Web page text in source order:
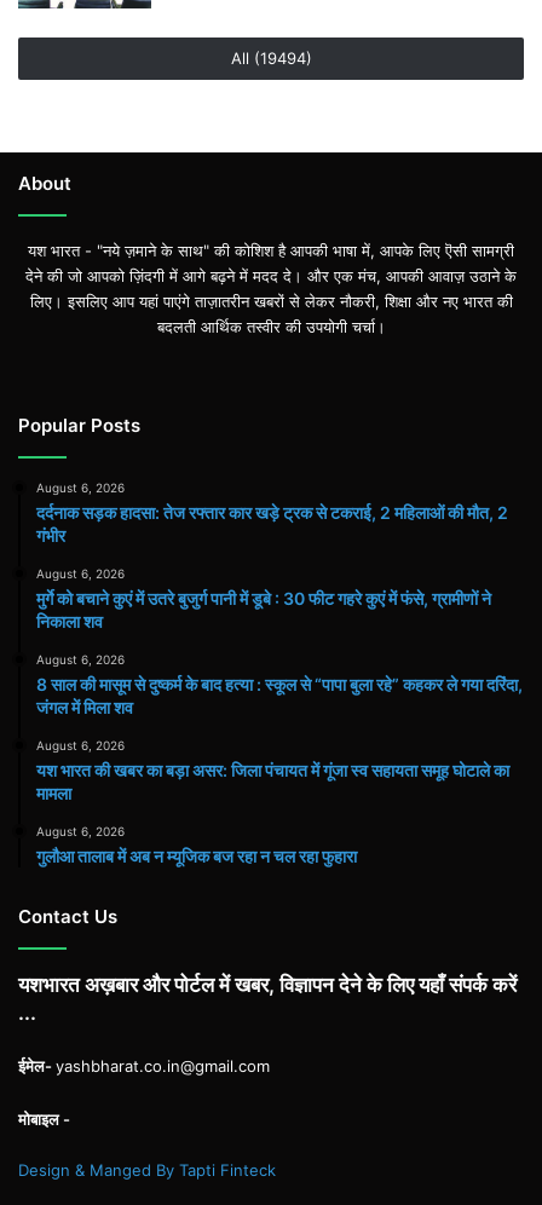
All (19494)
About
यश भारत - "नये ज़माने के साथ" की कोशिश है आपकी भाषा में, आपके लिए ऎसी सामग्री
देने की जो आपको ज़िंदगी में आगे बढ़ने में मदद दे। और एक मंच, आपकी आवाज़ उठाने के
लिए। इसलिए आप यहां पाएंगे ताज़ातरीन खबरों से लेकर नौकरी, शिक्षा और नए भारत की
बदलती आर्थिक तस्वीर की उपयोगी चर्चा।
Popular Posts
August 6, 2026
दर्दनाक सड़क हादसा: तेज रफ्तार कार खड़े ट्रक से टकराई, 2 महिलाओं की मौत, 2
गंभीर
August 6, 2026
मुर्गे को बचाने कुएं में उतरे बुजुर्ग पानी में डूबे : 30 फीट गहरे कुएं में फंसे, ग्रामीणों ने
निकाला शव
August 6, 2026
8 साल की मासूम से दुष्कर्म के बाद हत्या : स्कूल से “पापा बुला रहे” कहकर ले गया दरिंदा,
जंगल में मिला शव
August 6, 2026
यश भारत की खबर का बड़ा असर: जिला पंचायत में गूंजा स्व सहायता समूह घोटाले का
मामला
August 6, 2026
गुलौआ तालाब में अब न म्यूजिक बज रहा न चल रहा फुहारा
Contact Us
यशभारत अख़बार और पोर्टल में खबर, विज्ञापन देने के लिए यहाँ संपर्क करें
...
ईमेल-yashbharat.co.in@gmail.com
मोबाइल -
Design & Manged By Tapti Finteck